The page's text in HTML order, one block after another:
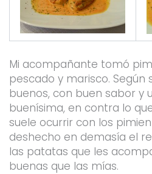
Mi acompañante tomó
pescado y marisco. Según
buenos, con buen sabor y
buenísima, en contra lo
suele ocurrir con los
deshecho en demasía el
las patatas que les
buenas que las mías.